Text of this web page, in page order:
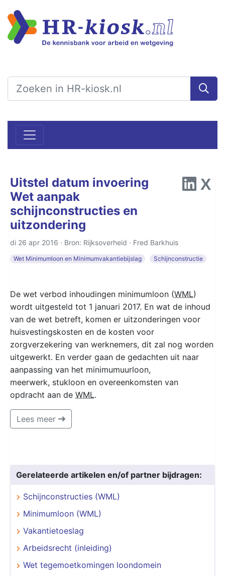
Uitstel datum invoering
Wet aanpak
schijnconstructies en
uitzondering
di 26 apr 2016 · Bron: Rijksoverheid · Fred Barkhuis
Wet Minimumloon en Minimumvakantiebijslag Schijnconstructie
De wet verbod inhoudingen minimumloon (WML)
wordt uitgesteld tot 1 januari 2017. En wat de inhoud
van de wet betreft, komen er uitzonderingen voor
huisvestingskosten en de kosten voor
zorgverzekering van werknemers, dit zal nog worden
uitgewerkt. En verder gaan de gedachten uit naar
aanpassing van het minimumuurloon,
meerwerk, stukloon en overeenkomsten van
opdracht aan de WML.
Lees meer
Gerelateerde artikelen en/of partner bijdragen:
Schijnconstructies (WML)
Minimumloon (WML)
Vakantietoeslag
Arbeidsrecht (inleiding)
Wet tegemoetkomingen loondomein